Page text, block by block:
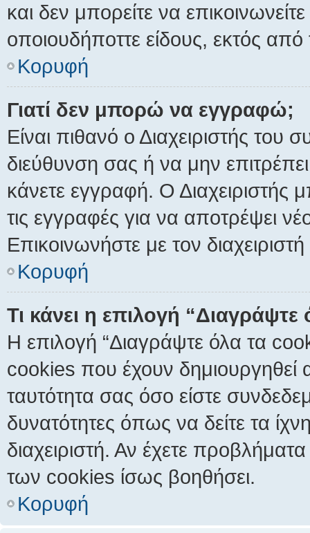
και δεν μπορείτε να
οποιουδήποττε είδους, εκτός
Κορυφή
Γιατί δεν μπορώ να εγγραφώ;
Είναι πιθανό ο Διαχειριστής του
διεύθυνση σας ή να μην
κάνετε εγγραφή. Ο Διαχειριστής
τις εγγραφές για να αποτρέψει
Επικοινωνήστε με τον
Κορυφή
Τι κάνει η επιλογή
Η επιλογή “Διαγράψτε όλα τα
cookies που έχουν δημιουργηθεί
ταυτότητα σας όσο είστε
δυνατότητες όπως να δείτε τα
διαχειριστή. Αν έχετε
των cookies ίσως βοηθήσει.
Κορυφή